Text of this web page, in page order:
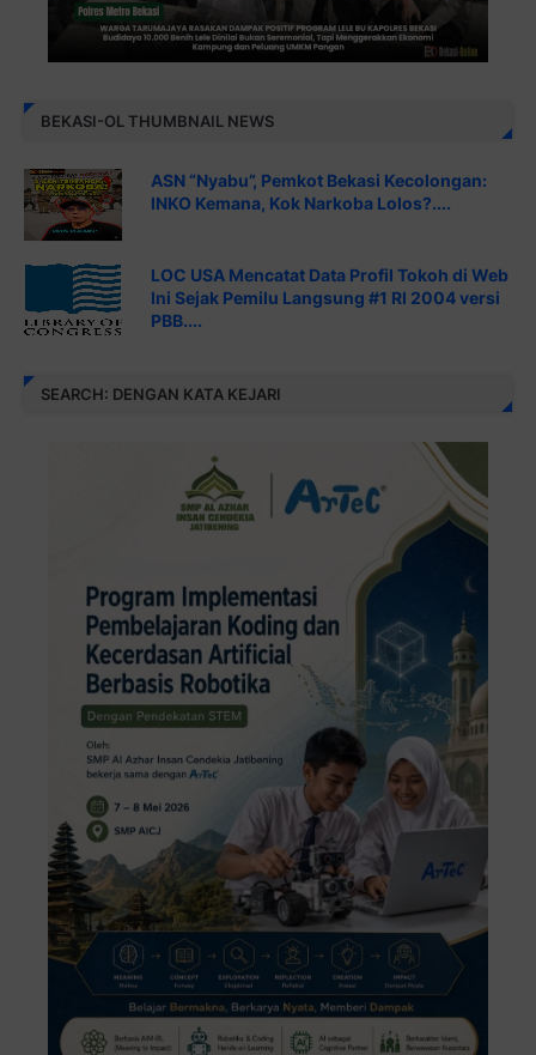
BEKASI-OL THUMBNAIL NEWS
ASN “Nyabu”, Pemkot Bekasi Kecolongan:
INKO Kemana, Kok Narkoba Lolos?....
LOC USA Mencatat Data Profil Tokoh di Web
Ini Sejak Pemilu Langsung #1 RI 2004 versi
PBB....
SEARCH: DENGAN KATA KEJARI